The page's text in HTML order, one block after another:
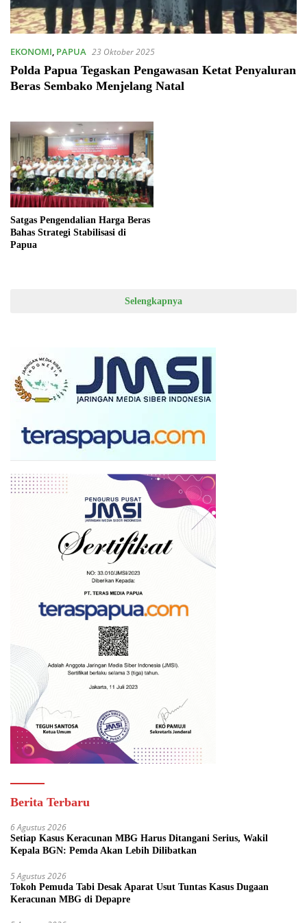
EKONOMI PAPUA 23 Oktober 2025
Polda Papua Tegaskan Pengawasan Ketat Penyaluran
Beras Sembako Menjelang Natal
Satgas Pengendalian Harga Beras
Bahas Strategi Stabilisasi di
Papua
Selengkapnya
Berita Terbaru
6 Agustus 2026
Setiap Kasus Keracunan MBG Harus Ditangani Serius, Wakil
Kepala BGN: Pemda Akan Lebih Dilibatkan
5 Agustus 2026
Tokoh Pemuda Tabi Desak Aparat Usut Tuntas Kasus Dugaan
Keracunan MBG di Depapre